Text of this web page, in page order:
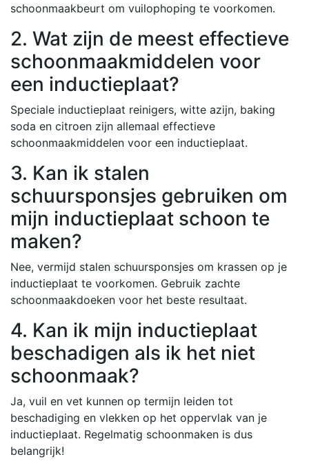
schoonmaakbeurt om vuilophoping te voorkomen.
2. Wat zijn de meest effectieve
schoonmaakmiddelen voor
een inductieplaat?
Speciale inductieplaat reinigers, witte azijn, baking
soda en citroen zijn allemaal effectieve
schoonmaakmiddelen voor een inductieplaat.
3. Kan ik stalen
schuursponsjes gebruiken om
mijn inductieplaat schoon te
maken?
Nee, vermijd stalen schuursponsjes om krassen op je
inductieplaat te voorkomen. Gebruik zachte
schoonmaakdoeken voor het beste resultaat.
4. Kan ik mijn inductieplaat
beschadigen als ik het niet
schoonmaak?
Ja, vuil en vet kunnen op termijn leiden tot
beschadiging en vlekken op het oppervlak van je
inductieplaat. Regelmatig schoonmaken is dus
belangrijk!